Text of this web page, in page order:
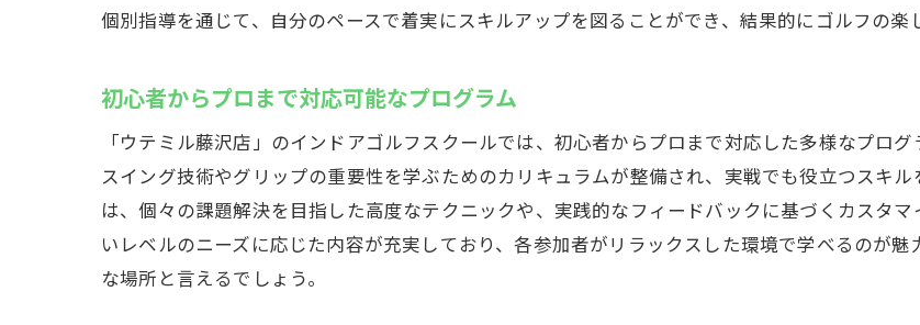
最新シミュレーターを活用したインドアゴルフ練習法
データ分析によるパフォーマンス向上
技術を磨くためのシミュレーショントレーニング
バーチャルコースでのラウンド練習の魅力
トレーナーとの共同プログラム
プロ仕様の機材を使ったトレーニング
個別指導を通じて、自分のペースで着実にスキルアップを図ることができ、結果的にゴルフの楽
初心者からプロまで対応可能なプログラム
「ウテミル藤沢店」のインドアゴルフスクールでは、初心者からプロまで対応した多様なプロ
スイング技術やグリップの重要性を学ぶためのカリキュラムが整備され、実戦でも役立つスキ
は、個々の課題解決を目指した高度なテクニックや、実践的なフィードバックに基づくカスタ
いレベルのニーズに応じた内容が充実しており、各参加者がリラックスした環境で学べるのが
な場所と言えるでしょう。